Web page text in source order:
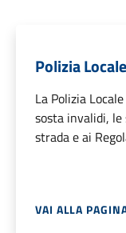
Polizia Locale
La Polizia
sosta invalidi, le
strada e ai
VAI ALLA